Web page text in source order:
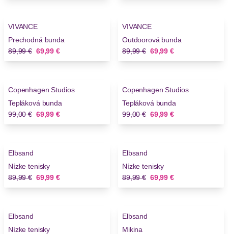
Novinky
VIVANCE
Prechodná bunda
Stará cena
89,99 € Nová cena
69,99 €
Novinky
VIVANCE
Outdoorová bunda
Stará cena
89,99 € Nová cena
69,99 €
Copenhagen Studios
Tepláková bunda
Stará cena
99,00 € Nová cena
69,99 €
Copenhagen Studios
Tepláková bunda
Stará cena
99,00 € Nová cena
69,99 €
Elbsand
Nízke tenisky
Stará cena
89,99 € Nová cena
69,99 €
Elbsand
Nízke tenisky
Stará cena
89,99 € Nová cena
69,99 €
Elbsand
Nízke tenisky
Elbsand
Mikina